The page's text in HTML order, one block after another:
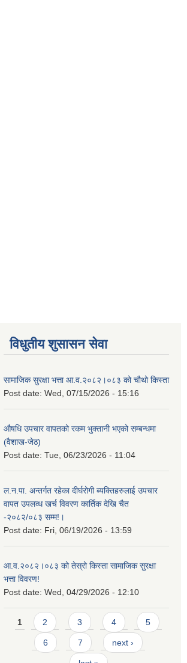
विधुतीय शुसासन सेवा
सामाजिक सुरक्षा भत्ता आ.व.२०८२।०८३ को चौथो किस्ता
Post date: Wed, 07/15/2026 - 15:16
औषधि उपचार वापतको रकम भुक्तानी भएको सम्बन्धमा
(वैशाख-जेठ)
Post date: Tue, 06/23/2026 - 11:04
ल.न.पा. अन्तर्गत रहेका दीर्घरोगी ब्यक्तिहरुलाई उपचार
वापत उपलव्ध खर्च विवरण कार्तिक देखि चैत
-२०८२/०८३ सम्म!।
Post date: Fri, 06/19/2026 - 13:59
आ.व.२०८२।०८३ को तेस्रो किस्ता सामाजिक सुरक्षा
भत्ता विवरण!
Post date: Wed, 04/29/2026 - 12:10
Pages
1 2 3 4 5
6 7 next ›